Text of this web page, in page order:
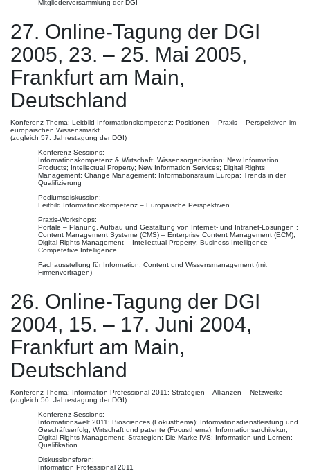
Mitgliederversammlung der DGI
27. Online-Tagung der DGI
2005, 23. – 25. Mai 2005,
Frankfurt am Main,
Deutschland
Konferenz-Thema: Leitbild Informationskompetenz: Positionen – Praxis – Perspektiven im
europäischen Wissensmarkt
(zugleich 57. Jahrestagung der DGI)
Konferenz-Sessions:
Informationskompetenz & Wirtschaft; Wissensorganisation; New Information
Products; Intellectual Property; New Information Services; Digital Rights
Management; Change Management; Informationsraum Europa; Trends in der
Qualifizierung
Podiumsdiskussion:
Leitbild Informationskompetenz – Europäische Perspektiven
Praxis-Workshops:
Portale – Planung, Aufbau und Gestaltung von Internet- und Intranet-Lösungen ;
Content Management Systeme (CMS) – Enterprise Content Management (ECM);
Digital Rights Management – Intellectual Property; Business Intelligence –
Competetive Intelligence
Fachausstellung für Information, Content und Wissensmanagement (mit
Firmenvorträgen)
26. Online-Tagung der DGI
2004, 15. – 17. Juni 2004,
Frankfurt am Main,
Deutschland
Konferenz-Thema: Information Professional 2011: Strategien – Allianzen – Netzwerke
(zugleich 56. Jahrestagung der DGI)
Konferenz-Sessions:
Informationswelt 2011; Biosciences (Fokusthema); Informationsdienstleistung und
Geschäftserfolg; Wirtschaft und patente (Focusthema); Informationsarchitekur;
Digital Rights Management; Strategien; Die Marke IVS; Information und Lernen;
Qualifikation
Diskussionsforen:
Information Professional 2011